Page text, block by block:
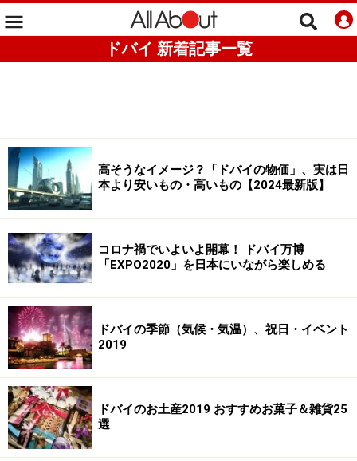
ドバイ 新着記事一覧
高そうなイメージ？「ドバイの物価」、実は日
本より安いもの・高いもの【2024最新版】
コロナ禍でいよいよ開幕！ ドバイ万博
「EXPO2020」を日本にいながら楽しめる
ドバイの季節（気候・気温）、祝日・イベント
2019
ドバイのお土産2019 おすすめお菓子＆雑貨25
選